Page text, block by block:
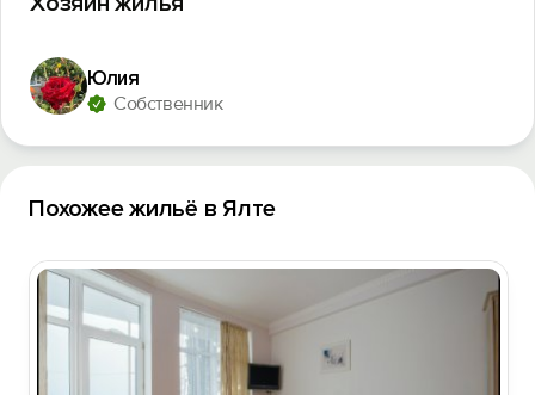
Юлия
Собственник
Похожее жильё в Ялте